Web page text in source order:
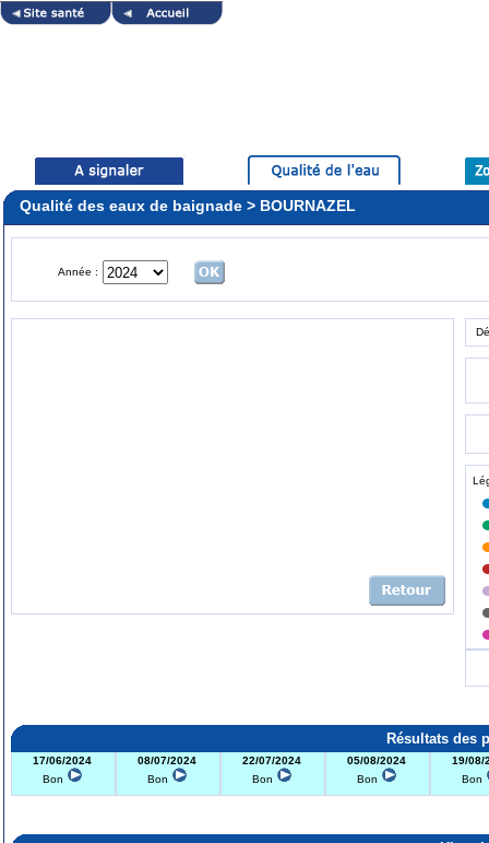
Qualité des eaux de baignade > BOURNAZEL
Année :
Résultats des
17/06/2024
Bon
08/07/2024
Bon
22/07/2024
Bon
05/08/2024
Bon
19/08/
Bon